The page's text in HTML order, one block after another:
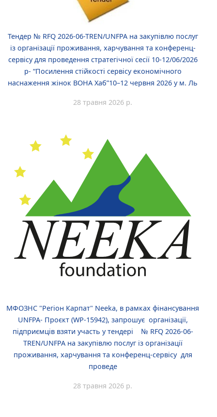
Тендер № RFQ 2026-06-TREN/UNFPA на закупівлю послуг
із організації проживання, харчування та конференц-
сервісу для проведення стратегічної сесії 10-12/06/2026
р- “Посилення стійкості сервісу економічного
наснаження жінок ВОНА Хаб”10–12 червня 2026 у м. Ль
28 травня 2026 р.
МФОЗНС "Регіон Карпат" Neeka, в рамках фінансування
UNFPA- Проєкт (WP-15942), запрошує організації,
підприємців взяти участь у тендері № RFQ 2026-06-
TREN/UNFPA на закупівлю послуг із організації
проживання, харчування та конференц-сервісу для
проведе
28 травня 2026 р.